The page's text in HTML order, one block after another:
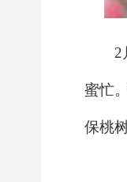
2
蜜忙
保桃